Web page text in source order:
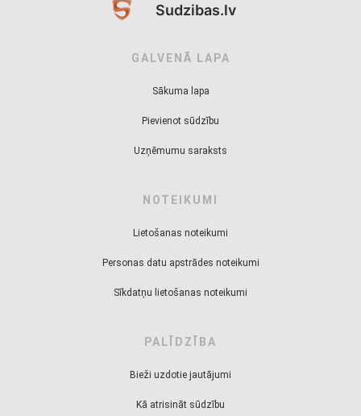
Sudzibas.lv
GALVENĀ LAPA
Sākuma lapa
Pievienot sūdzību
Uzņēmumu saraksts
NOTEIKUMI
Lietošanas noteikumi
Personas datu apstrādes noteikumi
Sīkdatņu lietošanas noteikumi
PALĪDZĪBA
Bieži uzdotie jautājumi
Kā atrisināt sūdzību